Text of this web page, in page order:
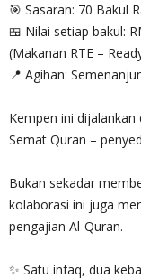
🎯 Sasaran: 70 Bakul
🍱 Nilai setiap bakul:
(Makanan RTE –
📍 Agihan:
Kempen ini
Semat Quran –
Bukan sekadar
kolaborasi ini juga
pengajian Al-Quran.
✨ Satu infaq, dua